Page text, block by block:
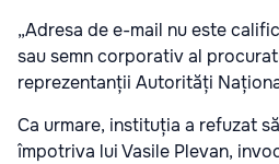
„Adresa de e-mail nu este
sau semn corporativ al
reprezentanții Autorități
Ca urmare, instituția a refuzat
împotriva lui Vasile Plevan,